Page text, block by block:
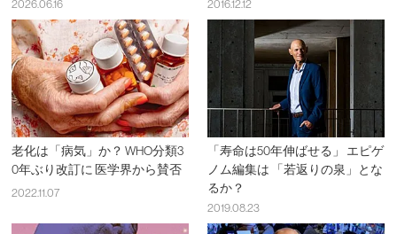
2026.06.16 2016.12.12
老化は「病気」か？ WHO分類3
0年ぶり改訂に 医学界から賛否
2022.11.07
「寿命は50年伸ばせる」 エピゲ
ノム編集は 「若返りの泉」とな
るか？
2019.08.23